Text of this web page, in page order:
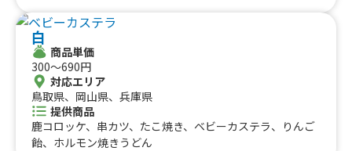
白
商品単価
300〜690円
対応エリア
鳥取県、岡山県、兵庫県
提供商品
鹿コロッケ、串カツ、たこ焼き、ベビーカステラ、りんご
飴、ホルモン焼きうどん